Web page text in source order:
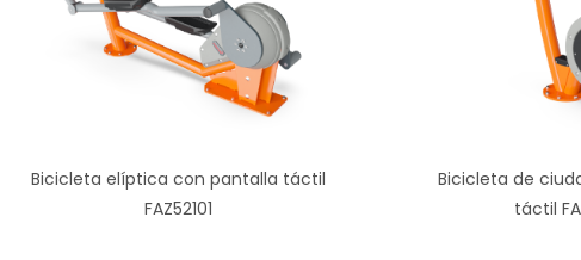
Bicicleta elíptica con pantalla táctil
FAZ52101
Bicicleta de
táctil